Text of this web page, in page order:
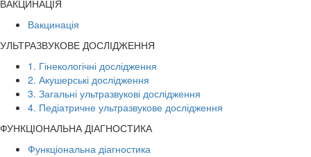
ВАКЦИНАЦІЯ
Вакцинація
УЛЬТРАЗВУКОВЕ ДОСЛІДЖЕННЯ
1. Гінекологічні дослідження
2. Акушерські дослідження
3. Загальні ультразвукові дослідження
4. Педіатричне ультразвукове дослідження
ФУНКЦІОНАЛЬНА ДІАГНОСТИКА
Функціональна діагностика